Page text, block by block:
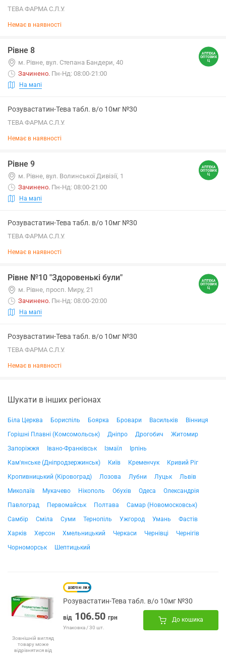
ТЕВА ФАРМА С.Л.У.
Немає в наявності
Рівне 8
м. Рівне, вул. Степана Бандери, 40
Зачинено. Пн-Нд: 08:00-21:00
На мапі
Розувастатин-Тева табл. в/о 10мг №30
ТЕВА ФАРМА С.Л.У.
Немає в наявності
Рівне 9
м. Рівне, вул. Волинської Дивізії, 1
Зачинено. Пн-Нд: 08:00-21:00
На мапі
Розувастатин-Тева табл. в/о 10мг №30
ТЕВА ФАРМА С.Л.У.
Немає в наявності
Рівне №10 "Здоровенькі були"
м. Рівне, просп. Миру, 21
Зачинено. Пн-Нд: 08:00-20:00
На мапі
Розувастатин-Тева табл. в/о 10мг №30
ТЕВА ФАРМА С.Л.У.
Немає в наявності
Шукати в інших регіонах
Біла Церква Бориспіль Боярка Бровари Васильків
Вінниця
Горішні Плавні (Комсомольськ)
Дніпро Дрогобич
Житомир
Запоріжжя
Івано-Франківськ Ізмаїл
Ірпінь
Кам'янське (Дніпродзержинськ)
Київ Кременчук
Кривий Ріг
Кропивницький (Кіровоград)
Лозова Лубни Луцьк
Львів
Миколаїв
Мукачево Нікополь Обухів Одеса
Олександрія
Павлоград
Первомайськ Полтава
Самар (Новомосковськ)
Самбір
Сміла Суми Тернопіль Ужгород Умань
Фастів
Харків
Херсон Хмельницький Черкаси Чернівці
Чернігів
Чорноморськ
Шептицький
Зовнішній вигляд
товару може
відрізнятися від
Розувастатин-Тева табл. в/о 10мг №30
від 106.50 грн
Упаковка / 30 шт.
До кошика